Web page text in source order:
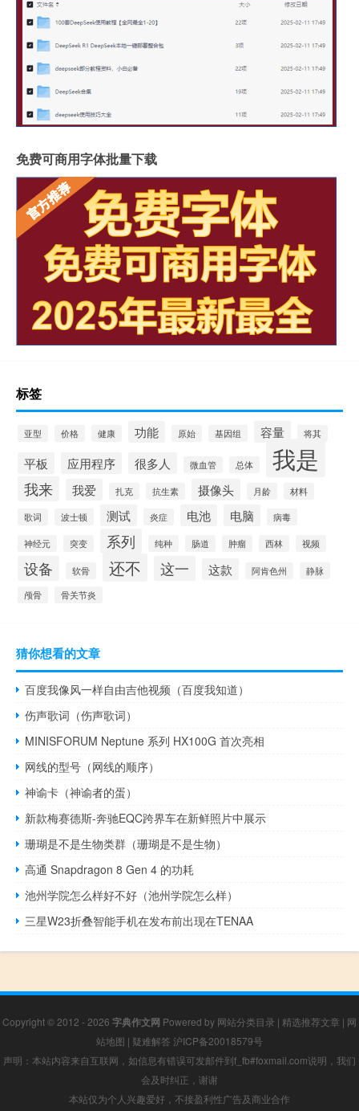
免费可商用字体批量下载
标签
亚型 价格 健康 功能 原始 基因组 容量 将其
平板 应用程序 很多人 微血管 总体 我是
我来 我爱 扎克 抗生素 摄像头 月龄 材料
歌词 波士顿 测试 炎症 电池 电脑 病毒
神经元 突变 系列 纯种 肠道 肿瘤 西林 视频
设备 软骨 还不 这一 这款 阿肯色州
静脉
颅骨
骨关节炎
猜你想看的文章
百度我像风一样自由吉他视频（百度我知道）
伤声歌词（伤声歌词）
MINISFORUM Neptune 系列 HX100G 首次亮相
网线的型号（网线的顺序）
神谕卡（神谕者的蛋）
新款梅赛德斯-奔驰EQC跨界车在新鲜照片中展示
珊瑚是不是生物类群（珊瑚是不是生物）
高通 Snapdragon 8 Gen 4 的功耗
池州学院怎么样好不好（池州学院怎么样）
三星W23折叠智能手机在发布前出现在TENAA
Copyright © 2012 - 2026 字典作文网 Powered by 网站分类目录 | 精选推荐文章 | 网
站地图 | 疑难解答 沪ICP备20018579号
声明：本站内容来自互联网，如信息有错误可发邮件到f_fb#foxmail.com说明，我们
会及时纠正，谢谢
本站仅为个人兴趣爱好，不接盈利性广告及商业合作